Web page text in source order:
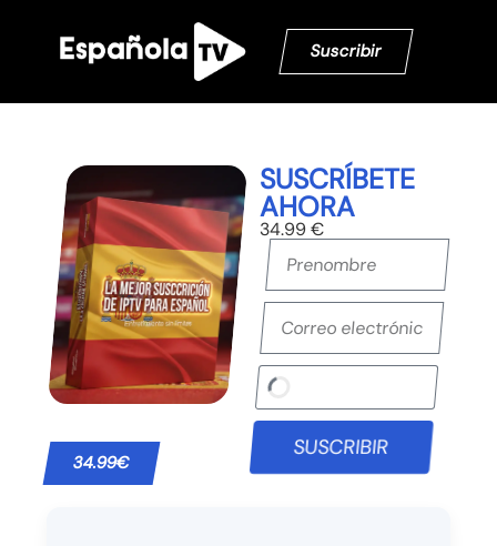
Suscribir
34.99€
SUSCRÍBETE
AHORA
34.99 €
SUSCRIBIR